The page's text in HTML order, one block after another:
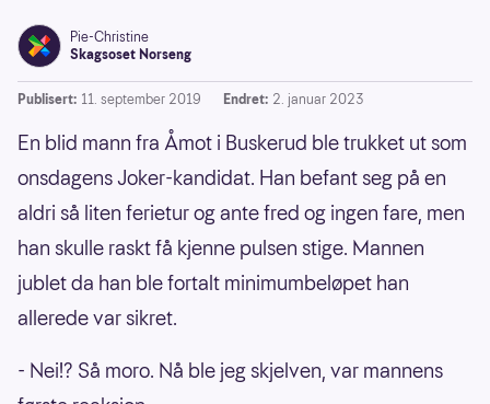
Pie-Christine
Skagsoset Norseng
Publisert: 11. september 2019 Endret: 2. januar 2023
En blid mann fra Åmot i Buskerud ble trukket ut som
onsdagens Joker-kandidat. Han befant seg på en
aldri så liten ferietur og ante fred og ingen fare, men
han skulle raskt få kjenne pulsen stige. Mannen
jublet da han ble fortalt minimumbeløpet han
allerede var sikret.
- Nei!? Så moro. Nå ble jeg skjelven, var mannens